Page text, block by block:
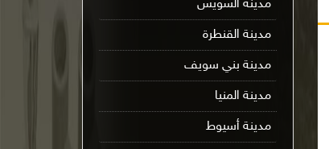
مدينة السويس
مدينة القنطرة
مدينة بني سويف
مدينة المنيا
مدينة أسيوط